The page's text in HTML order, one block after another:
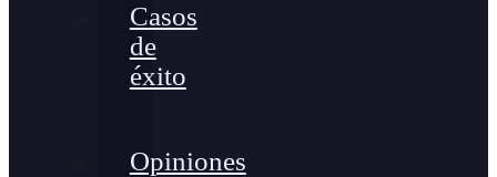
Casos
de
éxito
Opiniones